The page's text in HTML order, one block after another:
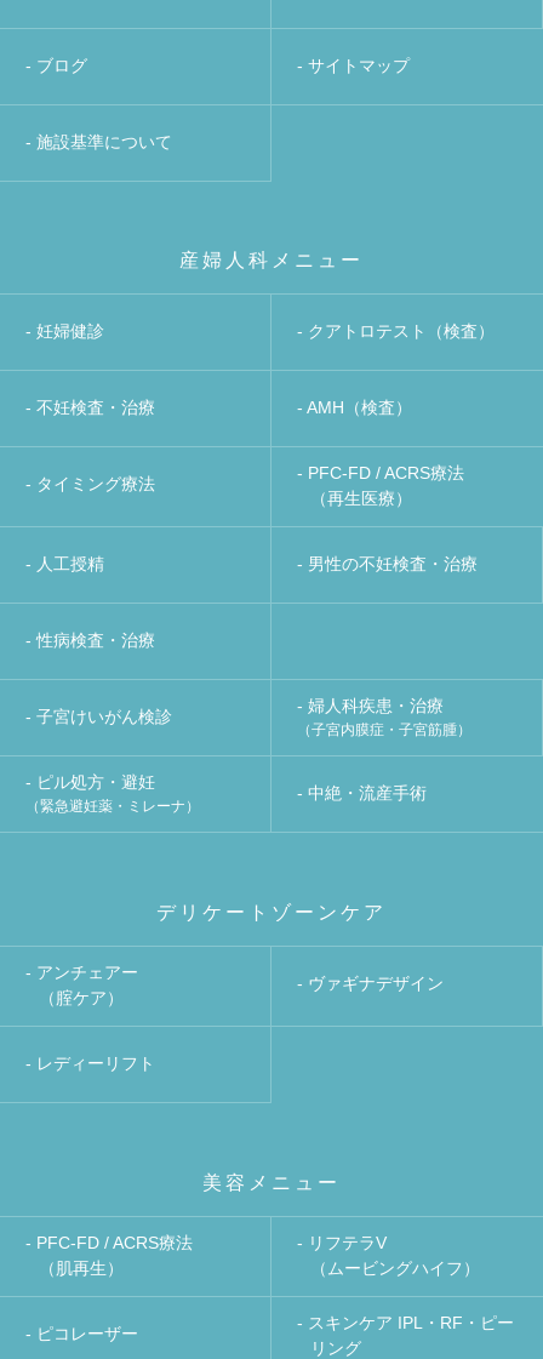
- ブログ - サイトマップ
- 施設基準について
産婦人科メニュー
- 妊婦健診 - クアトロテスト（検査）
- 不妊検査・治療 - AMH（検査）
- タイミング療法
- PFC-FD / ACRS療法
（再生医療）
- 人工授精 - 男性の不妊検査・治療
- 性病検査・治療
- 子宮けいがん検診
- 婦人科疾患・治療
（子宮内膜症・子宮筋腫）
- ピル処方・避妊
（緊急避妊薬・ミレーナ）
- 中絶・流産手術
デリケートゾーンケア
- アンチェアー
（腟ケア）
- ヴァギナデザイン
- レディーリフト
美容メニュー
- PFC-FD / ACRS療法
（肌再生）
- リフテラV
（ムービングハイフ）
- ピコレーザー
- スキンケア IPL・RF・ピー
リング